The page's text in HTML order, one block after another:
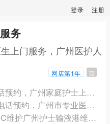
登录 注册
务
上门服务，广州医护人
网店第1年 百
广州家庭护士上门护理服务电话预约，广州家庭护士上门打针输液电话预约，广州家庭护士上门换药拆线电话预约，广州家庭护士上门PICC维护电话预约
广州市专业医护人员上门服务电话预约，广州市专业医护人员上门电话预约
Chat gpt广州专业护士上门PICC维护广州护士输液港维护电话预约，广州市专业护士上门插尿管膀胱冲洗电话预约广州护士上门服务电话预约